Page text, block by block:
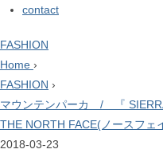
contact
FASHION
Home ›
FASHION ›
マウンテンパーカ / 『
THE NORTH FACE(ノースフェ
2018-03-23